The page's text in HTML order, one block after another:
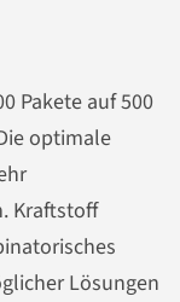
Pakete auf 500
optimale
Kraftstoff
Lösungen